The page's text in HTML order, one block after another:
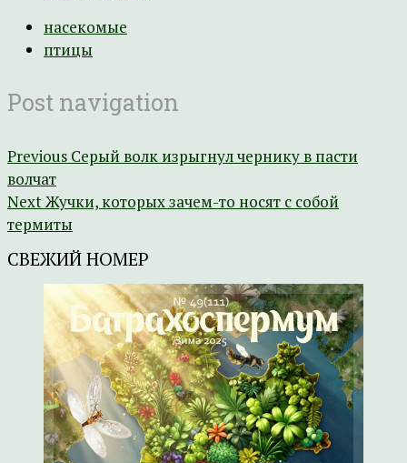
насекомые
птицы
Post navigation
Previous Серый волк изрыгнул чернику в пасти
волчат
NextЖучки, которых зачем-то носят с собой
термиты
СВЕЖИЙ НОМЕР